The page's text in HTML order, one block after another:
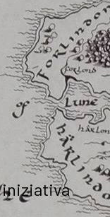
iniziativa